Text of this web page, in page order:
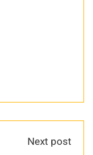
Next post